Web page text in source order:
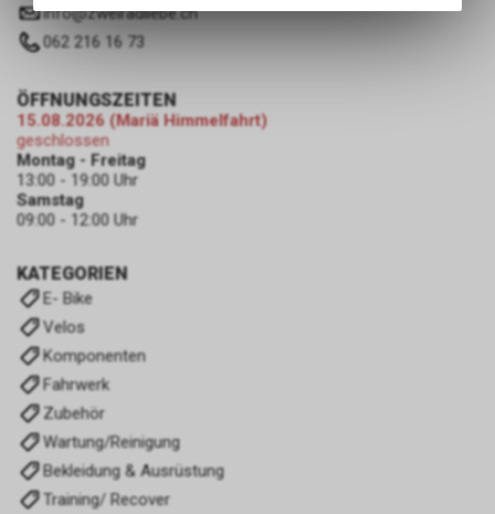
info@zweiradliebe.ch
062 216 16 73
KATEGORIEN
E- Bike
Velos
Komponenten
Fahrwerk
Zubehör
Wartung/Reinigung
Bekleidung & Ausrüstung
Training/ Recover
ÖFFNUNGSZEITEN
15.08.2026 (Mariä Himmelfahrt)
geschlossen
Montag - Freitag
13:00 - 19:00 Uhr
Samstag
09:00 - 12:00 Uhr
des Warenkorbs, zu
persönlichen Informationen